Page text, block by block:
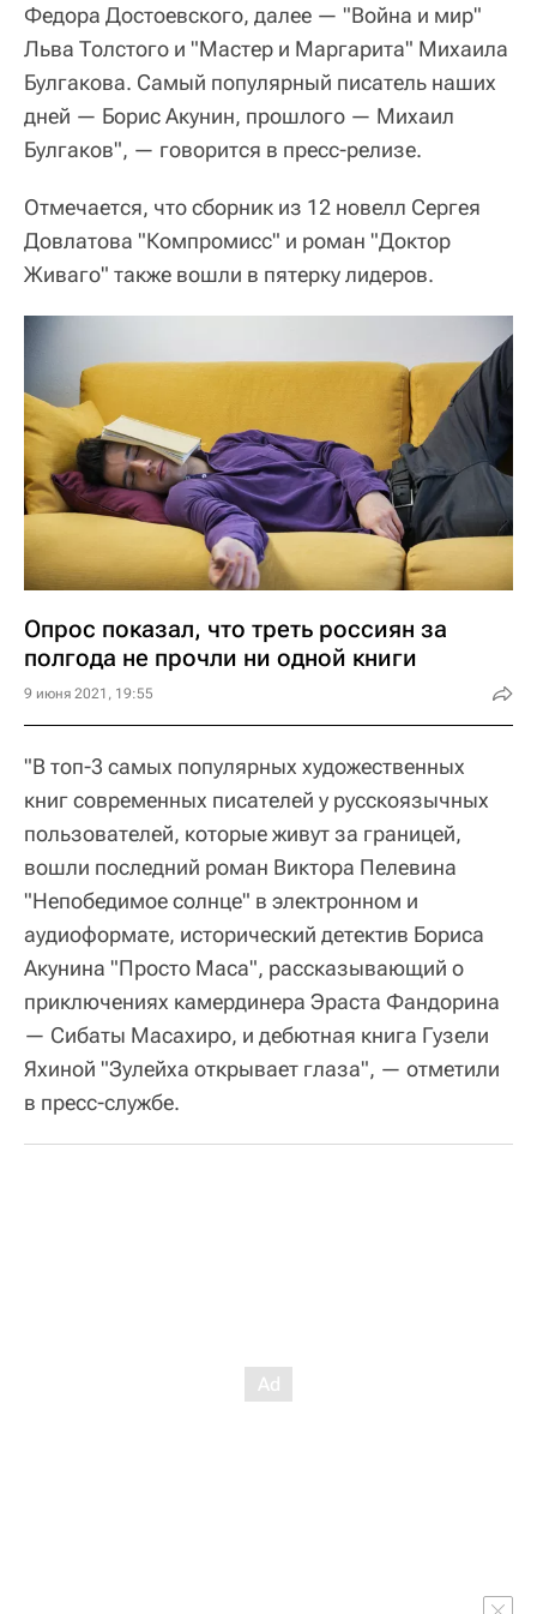
Федора Достоевского, далее — "Война и мир"
Льва Толстого и "Мастер и Маргарита" Михаила
Булгакова. Самый популярный писатель наших
дней — Борис Акунин, прошлого — Михаил
Булгаков", — говорится в пресс-релизе.
Отмечается, что сборник из 12 новелл Сергея
Довлатова "Компромисс" и роман "Доктор
Живаго" также вошли в пятерку лидеров.
Опрос показал, что треть россиян за
полгода не прочли ни одной книги
9 июня 2021, 19:55
"В топ-3 самых популярных художественных
книг современных писателей у русскоязычных
пользователей, которые живут за границей,
вошли последний роман Виктора Пелевина
"Непобедимое солнце" в электронном и
аудиоформате, исторический детектив Бориса
Акунина "Просто Маса", рассказывающий о
приключениях камердинера Эраста Фандорина
— Сибаты Масахиро, и дебютная книга Гузели
Яхиной "Зулейха открывает глаза", — отметили
в пресс-службе.